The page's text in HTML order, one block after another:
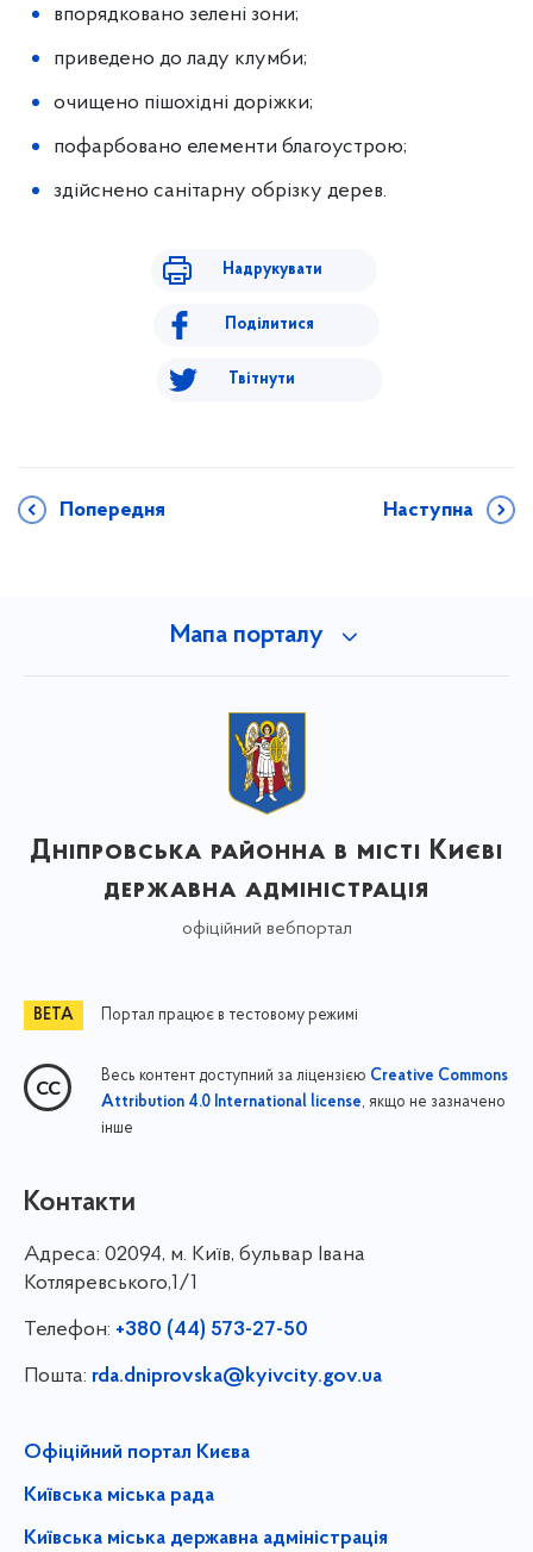
впорядковано зелені зони;
приведено до ладу клумби;
очищено пішохідні доріжки;
пофарбовано елементи благоустрою;
здійснено санітарну обрізку дерев.
Надрукувати
Поділитися
Твітнути
Попередня Наступна
Мапа порталу
Дніпровська районна в місті Києві
державна адміністрація
офіційний вебпортал
Портал працює в тестовому режимі
Весь контент доступний за ліцензією Creative Commons
Attribution 4.0 International license, якщо не зазначено
інше
Контакти
Адреса: 02094, м. Київ, бульвар Івана
Котляревського,1/1
Телефон: +380 (44) 573-27-50
Пошта: rda.dniprovska@kyivcity.gov.ua
Офіційний портал Києва
Київська міська рада
Київська міська державна адміністрація